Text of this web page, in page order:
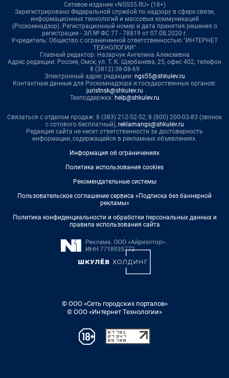
Сетевое издание «NGS55.RU» (18+)
Зарегистрировано Федеральной службой по надзору в сфере связи,
информационных технологий и массовых коммуникаций
(Роскомнадзор). Регистрационный номер и дата принятия решения о
регистрации - ЭЛ № ФС 77 - 78819 от 07.08.2020 г.
Учредитель: Общество с ограниченной ответственностью "ИНТЕРНЕТ
ТЕХНОЛОГИИ"
Главный редактор: Назарчук Ангелина Алексеевна
Адрес редакции: Россия, Омск, ул. Т. К. Щербанева, 25, офис 402, телефон
8 (3812) 38-08-69
Электронный адрес редакции: ngs55@shkulev.ru
Контактные данные для Роскомнадзора и государственных органов:
juristnsk@shkulev.ru
Техподдержка: help@shkulev.ru
Связаться с отделом продаж: 8 (383) 212-52-52, 8 (800) 200-03-83 (звонок
с сотового бесплатный), reklamangs@shkulev.ru
Редакция сайта не несет ответственности за достоверность
информации, содержащейся в рекламных объявлениях.
Информация об ограничениях
Политика использования cookies
Рекомендательные системы
Пользовательское соглашение сервиса «Подписка без баннерной
рекламы»
Политика конфиденциальности и обработки персональных данных и
правила использования сайта
© ООО «Сеть городских порталов»
© ООО «Интернет Технологии»